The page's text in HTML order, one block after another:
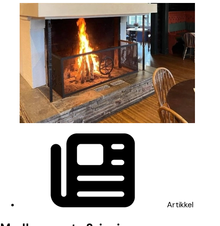
Artikkel